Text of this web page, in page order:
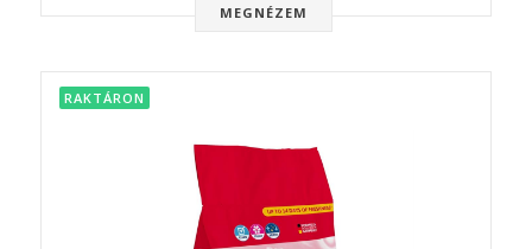
MEGNÉZEM
RAKTÁRON